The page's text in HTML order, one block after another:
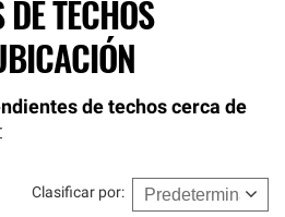
TECHOS
de techos cerca de
Clasificar por: